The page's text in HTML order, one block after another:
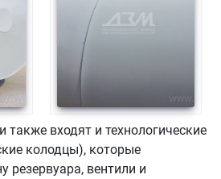
также входят и технологические
колодцы), которые
резервуара, вентили и